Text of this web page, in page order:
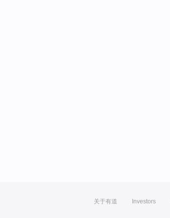
关于有道 Investors